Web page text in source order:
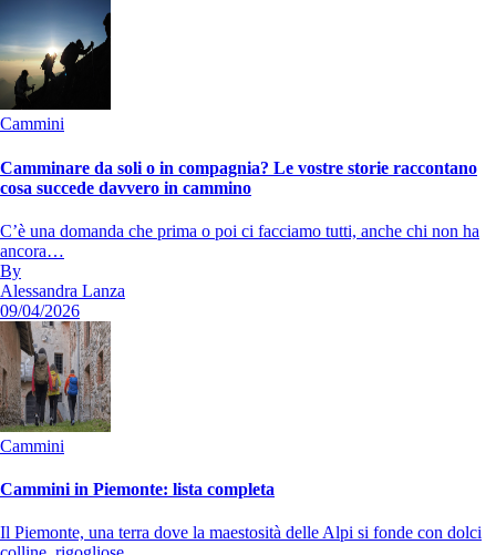
Cammini
Camminare da soli o in compagnia? Le vostre storie raccontano
cosa succede davvero in cammino
C’è una domanda che prima o poi ci facciamo tutti, anche chi non ha
ancora…
By
Alessandra Lanza
09/04/2026
Cammini
Cammini in Piemonte: lista completa
Il Piemonte, una terra dove la maestosità delle Alpi si fonde con dolci